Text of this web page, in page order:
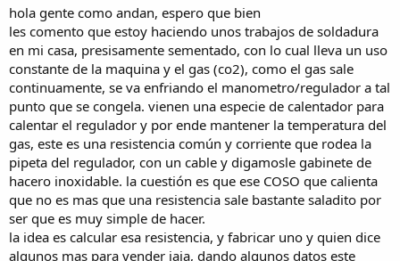
n
c
i
o
hola gente como andan, espero que bien
les comento que estoy haciendo unos trabajos de soldadura
en mi casa, presisamente sementado, con lo cual lleva un uso
constante de la maquina y el gas (co2), como el gas sale
continuamente, se va enfriando el manometro/regulador a tal
punto que se congela. vienen una especie de calentador para
calentar el regulador y por ende mantener la temperatura del
gas, este es una resistencia común y corriente que rodea la
pipeta del regulador, con un cable y digamosle gabinete de
hacero inoxidable. la cuestión es que ese COSO que calienta
que no es mas que una resistencia sale bastante saladito por
ser que es muy simple de hacer.
la idea es calcular esa resistencia, y fabricar uno y quien dice
algunos mas para vender jaja, dando algunos datos este